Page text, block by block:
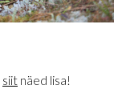
siit näed lisa!